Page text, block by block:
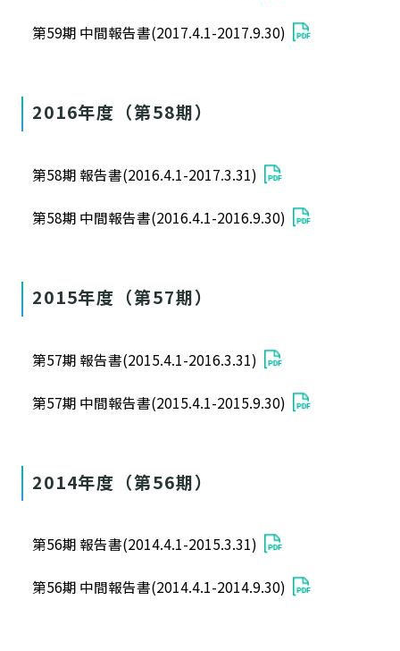
第59期 中間報告書(2017.4.1-2017.9.30)
2016年度（第58期）
第58期 報告書(2016.4.1-2017.3.31)
第58期 中間報告書(2016.4.1-2016.9.30)
2015年度（第57期）
第57期 報告書(2015.4.1-2016.3.31)
第57期 中間報告書(2015.4.1-2015.9.30)
2014年度（第56期）
第56期 報告書(2014.4.1-2015.3.31)
第56期 中間報告書(2014.4.1-2014.9.30)